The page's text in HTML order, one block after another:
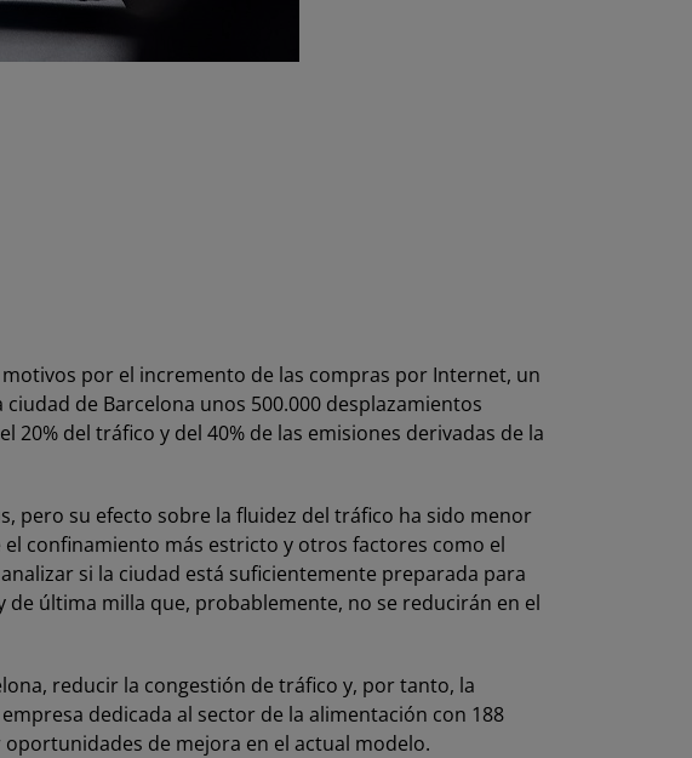
por el incremento de las compras por Internet, un
de Barcelona unos 500.000 desplazamientos
del tráfico y del 40% de las emisiones derivadas de la
pero su efecto sobre la fluidez del tráfico ha sido menor
confinamiento más estricto y otros factores como el
si la ciudad está suficientemente preparada para
última milla que, probablemente, no se reducirán en el
reducir la congestión de tráfico y, por tanto, la
dedicada al sector de la alimentación con 188
de mejora en el actual modelo.